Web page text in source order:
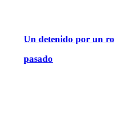
Un detenido por un
pasado